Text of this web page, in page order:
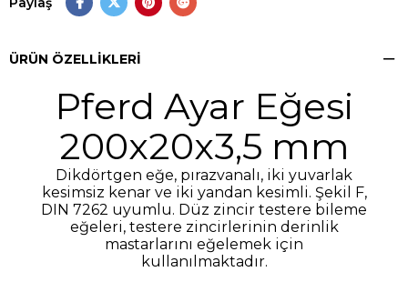
ÜRÜN ÖZELLIKLERI
Pferd Ayar Eğesi
200x20x3,5 mm
Dikdörtgen eğe, pırazvanalı, iki yuvarlak
kesimsiz kenar ve iki yandan kesimli. Şekil F,
DIN 7262 uyumlu. Düz zincir testere bileme
eğeleri, testere zincirlerinin derinlik
mastarlarını eğelemek için
kullanılmaktadır.